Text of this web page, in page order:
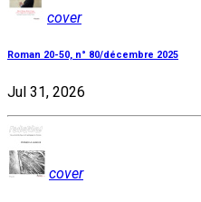
cover
Roman 20-50, n° 80/décembre 2025
Jul 31, 2026
cover